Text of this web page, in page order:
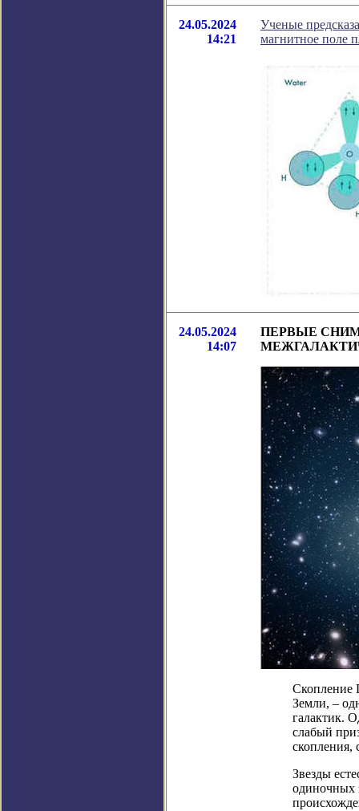
24.05.2024
14:21
Ученые
магнитное поле
24.05.2024
14:07
ПЕРВЫЕ
Скопление
Земли, –
галактик.
слабый
скопления,
Звезды
одиночных